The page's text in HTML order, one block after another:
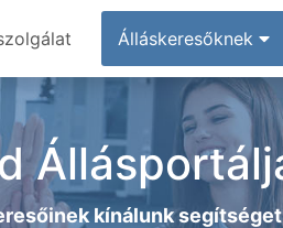
Álláskeresőknek
kínálunk